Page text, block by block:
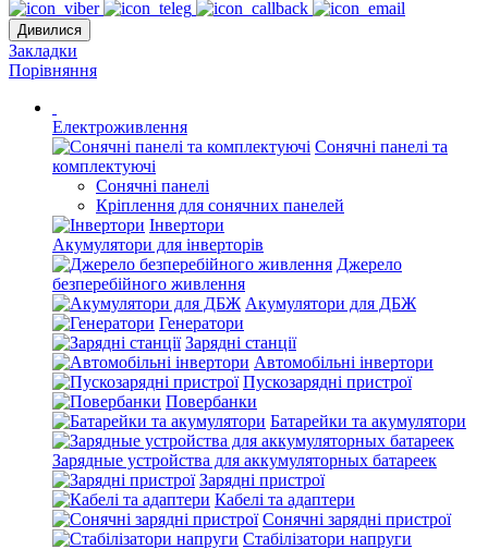
Дивилися
Закладки
Порівняння
Електроживлення
Сонячні панелі та
комплектуючі
Сонячні панелі
Кріплення для сонячних панелей
Інвертори
Акумулятори для інверторів
Джерело
безперебійного живлення
Акумулятори для ДБЖ
Генератори
Зарядні станції
Автомобільні інвертори
Пускозарядні пристрої
Повербанки
Батарейки та акумулятори
Зарядные устройства для аккумуляторных батареек
Зарядні пристрої
Кабелі та адаптери
Сонячні зарядні пристрої
Стабілізатори напруги